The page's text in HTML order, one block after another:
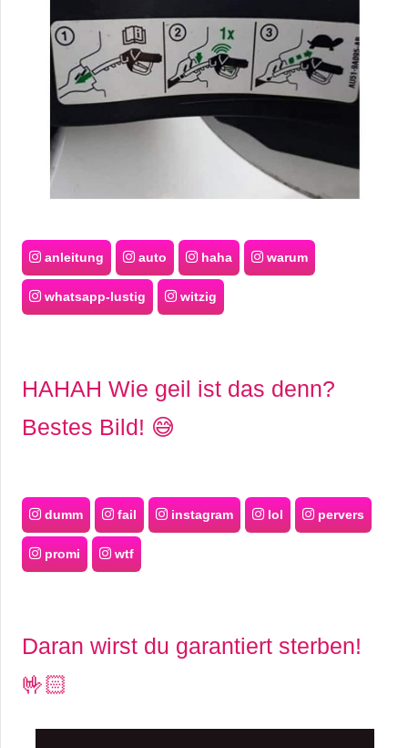
anleitung auto haha warum
whatsapp-lustig witzig
HAHAH Wie geil ist das denn?
Bestes Bild! 😅
dumm fail instagram lol pervers
promi wtf
Daran wirst du garantiert sterben!
🤟🏻